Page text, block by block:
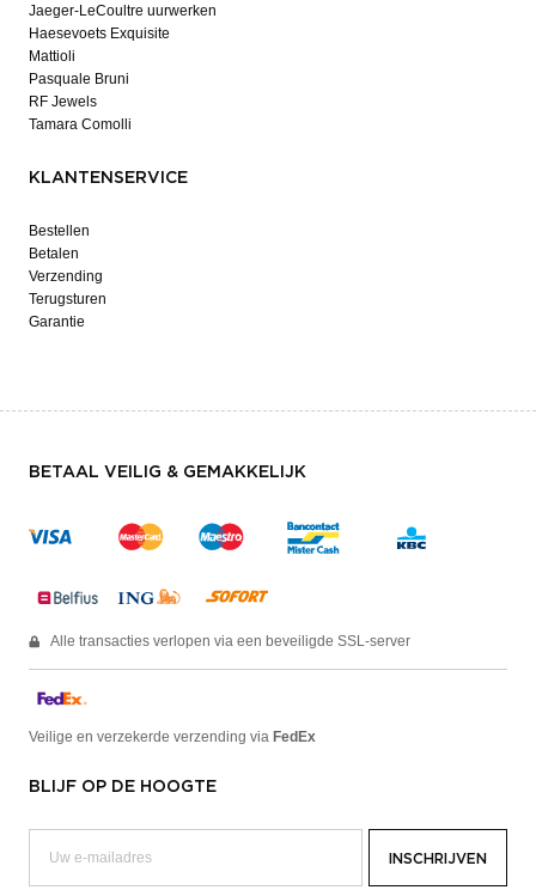
Jaeger-LeCoultre uurwerken
Haesevoets Exquisite
Mattioli
Pasquale Bruni
RF Jewels
Tamara Comolli
KLANTENSERVICE
Bestellen
Betalen
Verzending
Terugsturen
Garantie
BETAAL VEILIG & GEMAKKELIJK
Alle transacties verlopen via een beveiligde SSL-server
Veilige en verzekerde verzending via FedEx
BLIJF OP DE HOOGTE